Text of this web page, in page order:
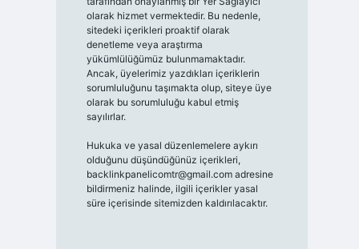
olarak hizmet vermektedir. Bu nedenle,
sitedeki içerikleri proaktif olarak
denetleme veya araştırma
yükümlülüğümüz bulunmamaktadır.
Ancak, üyelerimiz yazdıkları içeriklerin
sorumluluğunu taşımakta olup, siteye üye
olarak bu sorumluluğu kabul etmiş
sayılırlar.
Hukuka ve yasal düzenlemelere aykırı
olduğunu düşündüğünüz içerikleri,
backlinkpanelicomtr@gmail.comadresine
bildirmeniz halinde, ilgili içerikler yasal
süre içerisinde sitemizden kaldırılacaktır.